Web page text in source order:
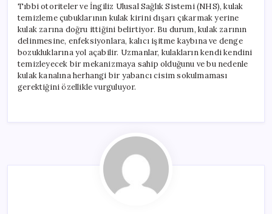
Tıbbi otoriteler ve İngiliz Ulusal Sağlık Sistemi (NHS), kulak
temizleme çubuklarının kulak kirini dışarı çıkarmak yerine
kulak zarına doğru ittiğini belirtiyor. Bu durum, kulak zarının
delinmesine, enfeksiyonlara, kalıcı işitme kaybına ve denge
bozukluklarına yol açabilir. Uzmanlar, kulakların kendi kendini
temizleyecek bir mekanizmaya sahip olduğunu ve bu nedenle
kulak kanalına herhangi bir yabancı cisim sokulmaması
gerektiğini özellikle vurguluyor.